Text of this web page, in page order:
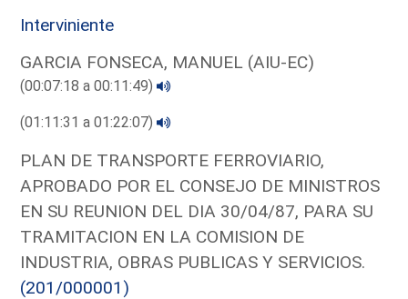
Interviniente
GARCIA FONSECA, MANUEL (AIU-EC)
(00:07:18 a 00:11:49)
(01:11:31 a 01:22:07)
PLAN DE TRANSPORTE FERROVIARIO,
APROBADO POR EL CONSEJO DE MINISTROS
EN SU REUNION DEL DIA 30/04/87, PARA SU
TRAMITACION EN LA COMISION DE
INDUSTRIA, OBRAS PUBLICAS Y SERVICIOS.
(201/000001)